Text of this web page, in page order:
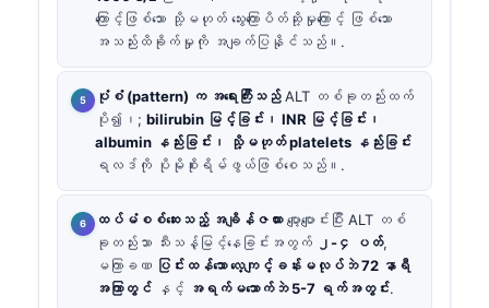
ကြောင့်ဖြစ်သော သို့မဟုတ် သွေးကြောပိတ်ဆို့မှုကြောင့် ဖြစ်သော
အသည်းထိခိုက်မှုကို အချက်ပြနိုင်သည်။.
ပုံစံ (pattern) က အရေးကြီးသည်ALT တစ်ခုတည်းထက်
ပို၍၊; bilirubin မြင့်ခြင်း၊ INR မြင့်ခြင်း၊
albumin နည်းခြင်း၊ သို့မဟုတ် platelets နည်းခြင်း
ရလဒ်ကို ပိုမိုစိုးရိမ်ဖွယ်ဖြစ်စေသည်။.
ထပ်မံစစ်ဆေးသည့် အချိန်ဇယားပျော့ပျောင်းပြီး ALT တစ်
ခုတည်းသာ သီးသန့်မြင့်နေခြင်းအတွက်
၂-၄ ပတ်,
မကြာခဏ ပြင်းထန်သော လေ့ကျင့်ခန်းမလုပ်ဘဲ 72 နာရီ
အကြာတွင် နှင့် အရက်မသောက်ဘဲ 5-7 ရက်အတွင်း.